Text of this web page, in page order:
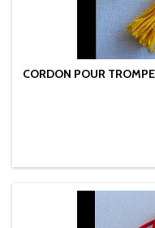
CORDON POUR